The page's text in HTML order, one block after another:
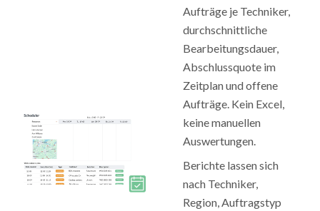
Aufträge je Techniker,
durchschnittliche
Bearbeitungsdauer,
Abschlussquote im
Zeitplan und offene
Aufträge. Kein Excel,
keine manuellen
Auswertungen.
Berichte lassen sich
nach Techniker,
Region, Auftragstyp